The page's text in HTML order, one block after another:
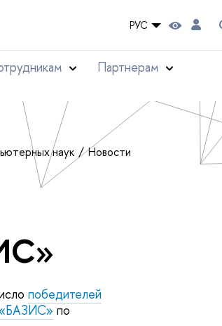
РУС
Партнерам
наук Новости
победителей
«БАЗИС» по